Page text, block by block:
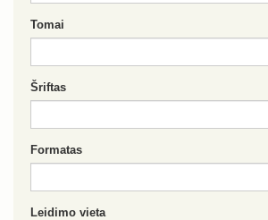
Tomai
Šriftas
Formatas
Leidimo vieta